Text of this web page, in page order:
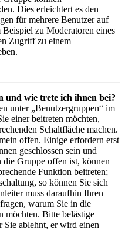
Dies erleichtert es den
für mehrere Benutzer auf
zu Moderatoren eines
Zugriff zu einem
und wie trete ich ihnen bei?
unter „Benutzergruppen“ im
einer beitreten möchten,
Schaltfläche machen.
offen. Einige erfordern erst
geschlossen sein und
die Gruppe offen ist, können
Funktion beitreten;
so können Sie sich
muss daraufhin Ihren
warum Sie in die
möchten. Bitte belästige
Sie ablehnt, er wird einen